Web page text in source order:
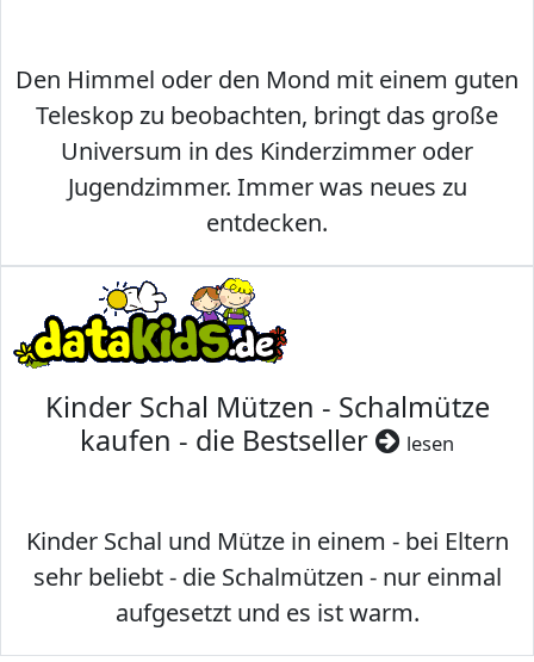
Den Himmel oder den Mond mit einem guten
Teleskop zu beobachten, bringt das große
Universum in des Kinderzimmer oder
Jugendzimmer. Immer was neues zu
entdecken.
Kinder Schal Mützen - Schalmütze
kaufen - die Bestseller
lesen
Kinder Schal und Mütze in einem - bei Eltern
sehr beliebt - die Schalmützen - nur einmal
aufgesetzt und es ist warm.